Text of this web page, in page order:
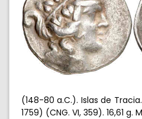
(148-80 a.C.). Islas de
1759) (CNG. VI, 359). 16,61 g.